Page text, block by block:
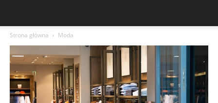
Strona główna Moda